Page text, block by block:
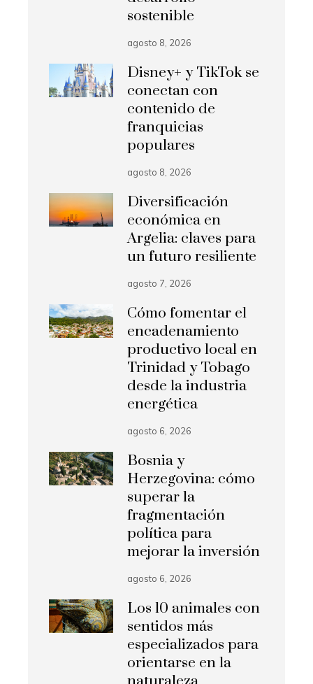
sostenible
agosto 8, 2026
Disney+ y TikTok se
conectan con
contenido de
franquicias
populares
agosto 8, 2026
Diversificación
económica en
Argelia: claves para
un futuro resiliente
agosto 7, 2026
Cómo fomentar el
encadenamiento
productivo local en
Trinidad y Tobago
desde la industria
energética
agosto 6, 2026
Bosnia y
Herzegovina: cómo
superar la
fragmentación
política para
mejorar la inversión
agosto 6, 2026
Los 10 animales con
sentidos más
especializados para
orientarse en la